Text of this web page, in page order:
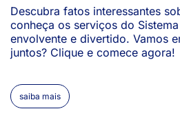
31/10/2024
Quais os principais cases de inovação no
Descubra fatos interessantes
conheça os serviços do
envolvente e divertido. Vamos
juntos? Clique e comece agora!
saiba mais